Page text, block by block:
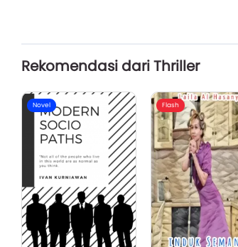
Rekomendasi dari Thriller
Novel Flash